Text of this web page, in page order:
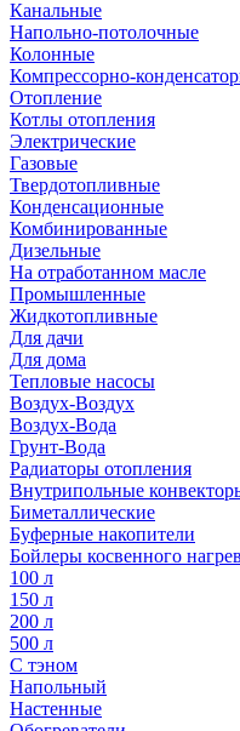
Канальные
Напольно-потолочные
Колонные
Компрессорно-
Отопление
Котлы отопления
Электрические
Газовые
Твердотопливные
Конденсационные
Комбинированные
Дизельные
На отработанном масле
Промышленные
Жидкотопливные
Для дачи
Для дома
Тепловые насосы
Воздух-Воздух
Воздух-Вода
Грунт-Вода
Радиаторы отопления
Внутрипольные
Биметаллические
Буферные накопители
Бойлеры косвенного
100 л
150 л
200 л
500 л
С тэном
Напольный
Настенные